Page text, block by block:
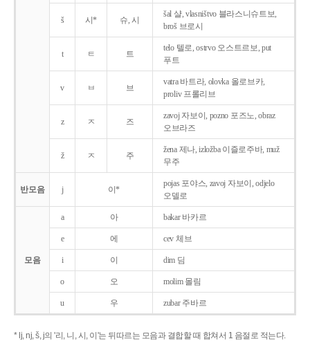
š 시* 슈, 시
šal 샬, vlasništvo 블라스니슈트보,
broš 브로시
t ㅌ 트
telo 텔로, ostrvo 오스트르보, put
푸트
v ㅂ 브
vatra 바트라, olovka 올로브카,
proliv 프롤리브
z ㅈ 즈
zavoj 자보이, pozno 포즈노, obraz
오브라즈
ž ㅈ 주
žena 제나, izložba 이즐로주바, muž
무주
반모음 j 이*
pojas 포야스, zavoj 자보이, odjelo
오델로
모음
a 아 bakar 바카르
e 에 cev 체브
i 이 dim 딤
o 오 molim 몰림
u 우 zubar 주바르
* lj, nj, š, j의 '리, 니, 시, 이'는 뒤따르는 모음과 결합할 때 합쳐서 1 음절로 적는다.